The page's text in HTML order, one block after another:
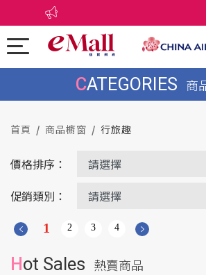
CATEGORIES 商
首頁 商品櫥窗 行旅趣
價格排序：
促銷類別：
1 2 3 4
Hot Sales 熱賣商品